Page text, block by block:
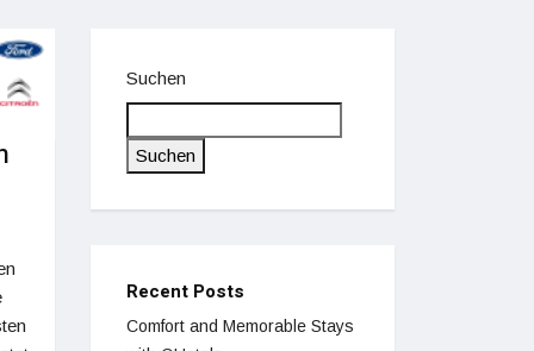
Suchen
Suchen
Recent Posts
Comfort and Memorable Stays